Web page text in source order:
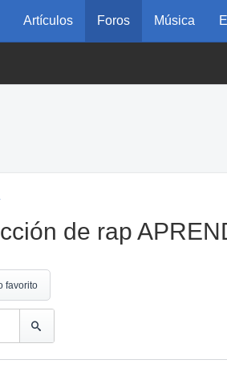
Artículos Foros Música
de rap
favorito